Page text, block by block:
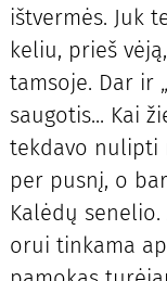
ištvermės. Juk
keliu, prieš
tamsoje. Dar ir
saugotis... Kai
tekdavo nulipti
per pusnį, o
Kalėdų
orui tinkama